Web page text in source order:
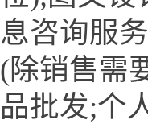
息咨询服
(除销售需
品批发;个